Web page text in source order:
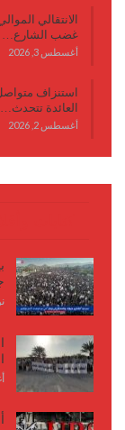
الانتقالي
غضب الشارع…
أغسطس 3, 2026
استنزاف
العائدة تتحدث…
أغسطس 2, 2026